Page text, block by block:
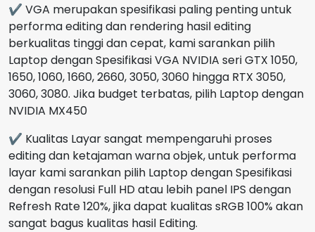
✔ VGA merupakan spesifikasi paling penting untuk
performa editing dan rendering hasil editing
berkualitas tinggi dan cepat, kami sarankan pilih
Laptop dengan Spesifikasi VGA NVIDIA seri GTX 1050,
1650, 1060, 1660, 2660, 3050, 3060 hingga RTX 3050,
3060, 3080. Jika budget terbatas, pilih Laptop dengan
NVIDIA MX450
✔ Kualitas Layar sangat mempengaruhi proses
editing dan ketajaman warna objek, untuk performa
layar kami sarankan pilih Laptop dengan Spesifikasi
dengan resolusi Full HD atau lebih panel IPS dengan
Refresh Rate 120%, jika dapat kualitas sRGB 100% akan
sangat bagus kualitas hasil Editing.